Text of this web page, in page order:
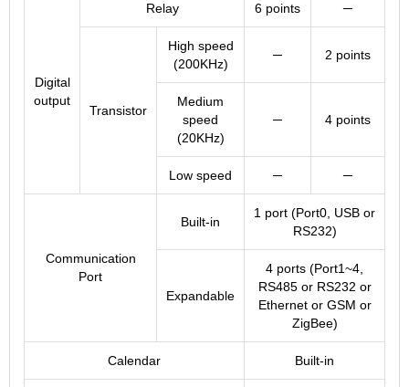
Digital
output
Relay 6 points ─
Transistor
High speed
(200KHz)
─ 2 points
Medium
speed
(20KHz)
─ 4 points
Low speed ─ ─
Communication
Port
Built-in
1 port (Port0, USB or
RS232)
Expandable
4 ports (Port1~4,
RS485 or RS232 or
Ethernet or GSM or
ZigBee)
Calendar Built-in